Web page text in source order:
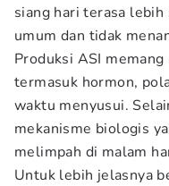
siang hari terasa
umum dan tidak
Produksi ASI
termasuk hormon,
waktu menyusui.
mekanisme biologis
melimpah di malam
Untuk lebih jelasnya